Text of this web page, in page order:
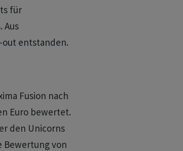
für
Aus
out entstanden.
Fusion nach
Euro bewertet.
den Unicorns
Bewertung von